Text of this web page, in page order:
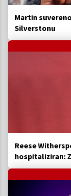
Martin
Silverstonu
Reese
hospitaliziran: